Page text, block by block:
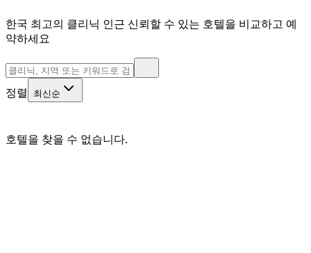
한국 최고의 클리닉 인근 신뢰할 수 있는 호텔을 비교하고 예
약하세요
정렬 최신순
호텔을 찾을 수 없습니다.